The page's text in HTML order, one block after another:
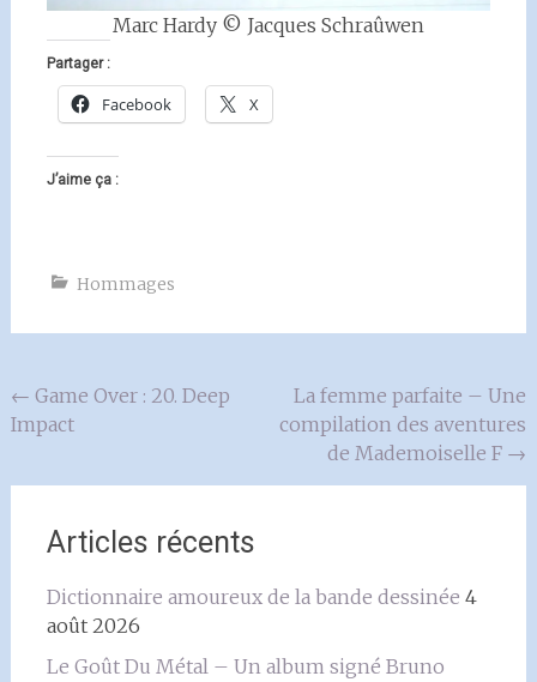
Marc Hardy © Jacques Schraûwen
Partager :
Facebook X
J’aime ça :
Hommages
Navigation
de
l'article
← Game Over : 20. Deep
Impact
La femme parfaite – Une
compilation des aventures
de Mademoiselle F →
Articles récents
Dictionnaire amoureux de la bande dessinée 4
août 2026
Le Goût Du Métal – Un album signé Bruno